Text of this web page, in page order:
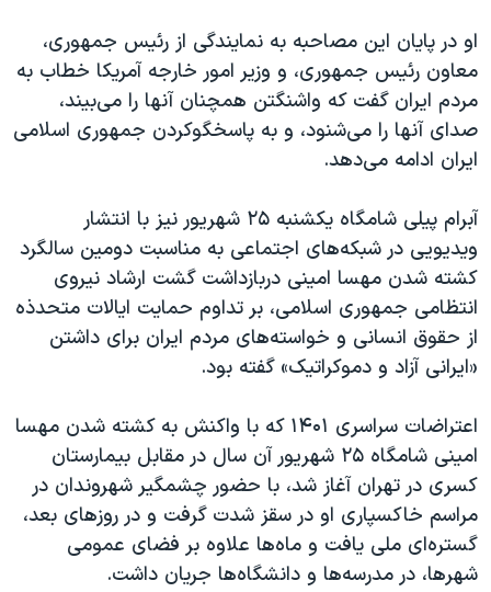
او در پایان این مصاحبه به نمایندگی از رئیس جمهوری،
معاون رئیس جمهوری، و وزیر امور خارجه آمریکا خطاب به
مردم ایران گفت که واشنگتن همچنان آنها را می‌بیند،
صدای آنها را می‌شنود، و به پاسخگوکردن جمهوری اسلامی
ایران ادامه می‌دهد.
آبرام پیلی شامگاه یکشنبه ۲۵ شهریور نیز با انتشار
ویدیویی در شبکه‌های اجتماعی به مناسبت دومین سالگرد
کشته شدن مهسا امینی دربازداشت گشت ارشاد نیروی
انتظامی جمهوری اسلامی، بر تداوم حمایت ایالات متحدذه
از حقوق انسانی و خواسته‌های مردم ایران برای داشتن
«ایرانی آزاد و دموکراتیک» گفته بود.
اعتراضات سراسری ۱۴۰۱ که با واکنش به کشته شدن مهسا
امینی شامگاه ۲۵ شهریور آن سال در مقابل بیمارستان
کسری در تهران آغاز شد، با حضور چشمگیر شهروندان در
مراسم خاکسپاری او در سقز شدت گرفت و در روزهای بعد،
گستره‌ای ملی یافت و ماه‌ها علاوه بر فضای عمومی
شهرها، در مدرسه‌ها و دانشگاه‌ها جریان داشت.